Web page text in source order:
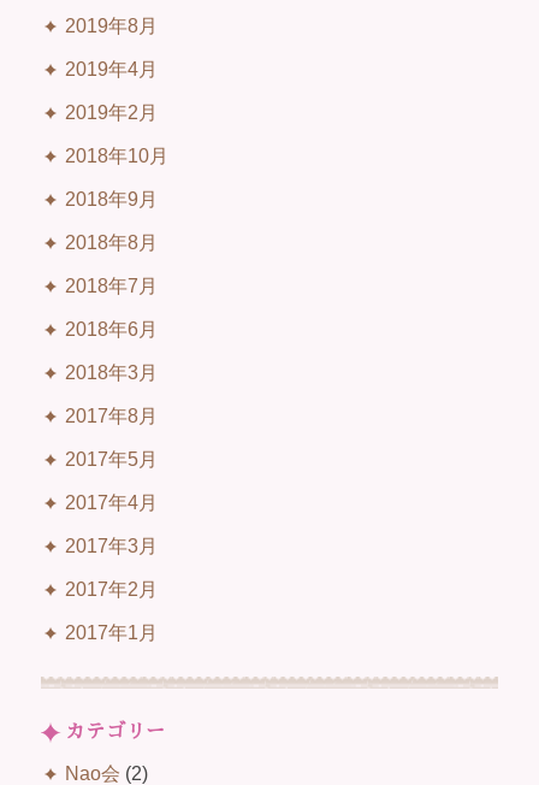
2019年8月
2019年4月
2019年2月
2018年10月
2018年9月
2018年8月
2018年7月
2018年6月
2018年3月
2017年8月
2017年5月
2017年4月
2017年3月
2017年2月
2017年1月
カテゴリー
Nao会 (2)